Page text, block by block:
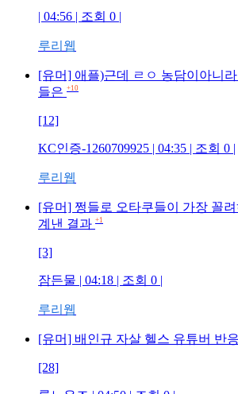
| 04:56 | 조회 0 |
루리웹
[유머] 애플)근데 ㄹㅇ 농담이아니
들은 +10
[12]
KC인증-1260709925 | 04:35 | 조회 0 |
루리웹
[유머] 쩡들로 오타쿠들이 가장 꼴
계낸 결과 +1
[3]
잠든물 | 04:18 | 조회 0 |
루리웹
[유머] 배인규 자살 헬스 유튜버 반
[28]